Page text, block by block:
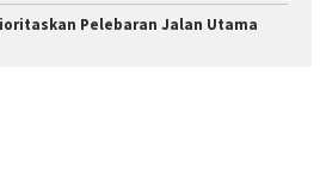
Pelebaran Jalan Utama